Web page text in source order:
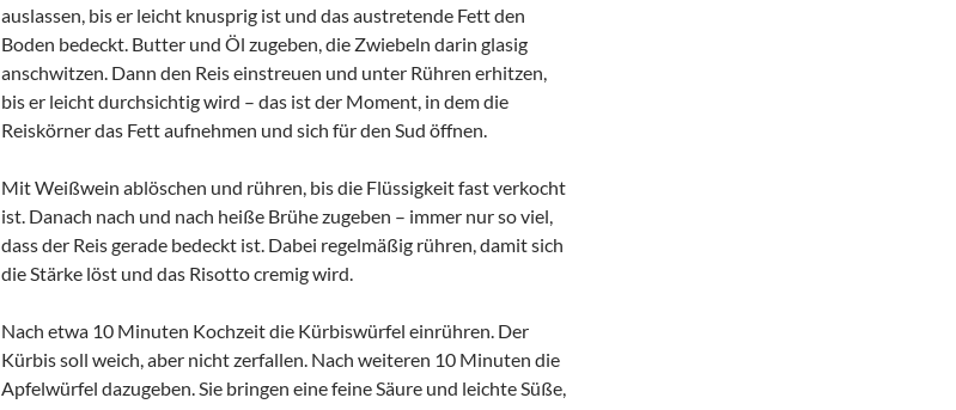
auslassen, bis er leicht knusprig ist und das austretende Fett den
Boden bedeckt. Butter und Öl zugeben, die Zwiebeln darin glasig
anschwitzen. Dann den Reis einstreuen und unter Rühren erhitzen,
bis er leicht durchsichtig wird – das ist der Moment, in dem die
Reiskörner das Fett aufnehmen und sich für den Sud öffnen.
Mit Weißwein ablöschen und rühren, bis die Flüssigkeit fast verkocht
ist. Danach nach und nach heiße Brühe zugeben – immer nur so viel,
dass der Reis gerade bedeckt ist. Dabei regelmäßig rühren, damit sich
die Stärke löst und das Risotto cremig wird.
Nach etwa 10 Minuten Kochzeit die Kürbiswürfel einrühren. Der
Kürbis soll weich, aber nicht zerfallen. Nach weiteren 10 Minuten die
Apfelwürfel dazugeben. Sie bringen eine feine Säure und leichte Süße,